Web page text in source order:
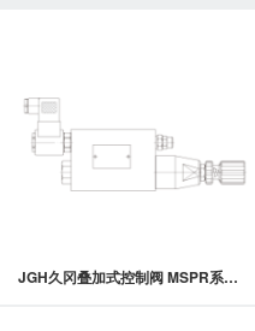
JGH久冈叠加式控制阀 MSPR系列叠加式电控減压阀